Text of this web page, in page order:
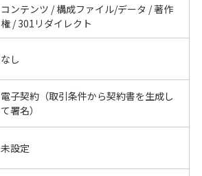
コンテンツ / 構成ファイル/データ / 著作
権 / 301リダイレクト
なし
電子契約（取引条件から契約書を生成し
て署名）
未設定